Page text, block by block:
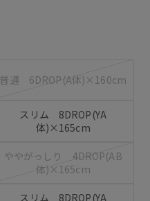
普通 6DROP(A体)×160cm
スリム 8DROP(YA
体)×165cm
ややがっしり 4DROP(AB
体)×165cm
スリム 8DROP(YA